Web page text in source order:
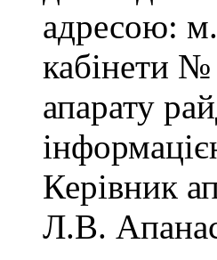
адресою:
кабінети №
апарату
Керівник
Л.В.